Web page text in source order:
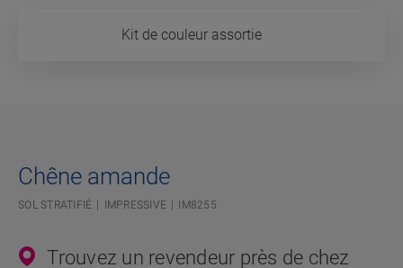
Kit de couleur assortie
Chêne amande
SOL STRATIFIÉ IMPRESSIVE IM8255
Trouvez un revendeur près de chez